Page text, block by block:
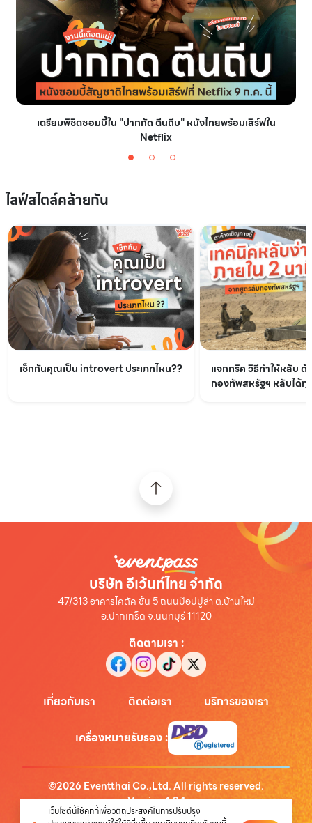
เตรียมพิชิตซอมบี้ใน "ปากกัด ตีนถีบ" หนังไทยพร้อมเสิร์ฟใน
Netflix
ไลฟ์สไตล์คล้ายกัน
เช็กกันคุณเป็น introvert ประเภทไหน??
แจกทริค วิธีทำให้หลับ
กองทัพสหรัฐฯ หลับได้ทุ
บริษัท อีเว้นท์ไทย จำกัด
47/313 อาคารไคตัค ชั้น 5 ถนนป๊อปปูล่า ต.บ้านใหม่
อ.ปากเกร็ด จ.นนทบุรี 11120
ติดตามเรา :
เกี่ยวกับเรา ติดต่อเรา บริการของเรา
เครื่องหมายรับรอง:
©2026 Eventthai Co.,Ltd. All rights reserved.
Version1.3.1
นโยบายความเป็นส่วนตัว
เว็บไซต์นี้ใช้คุกกี้เพื่อวัตถุประสงค์ในการปรับปรุง